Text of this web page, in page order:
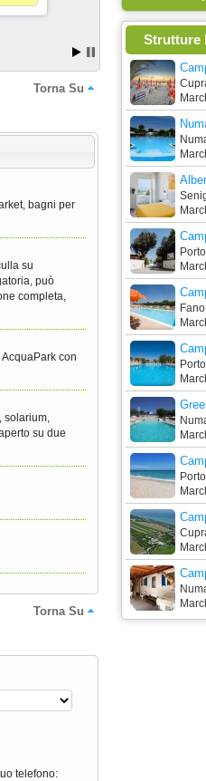
Torna Su
bagni per
su
può
completa,
con
solarium,
su due
Torna Su
telefono:
Strutture